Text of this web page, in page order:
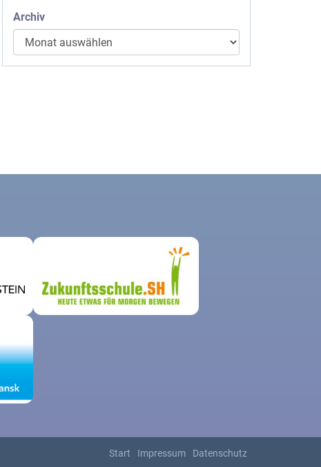
Archiv
Start Impressum Datenschutz